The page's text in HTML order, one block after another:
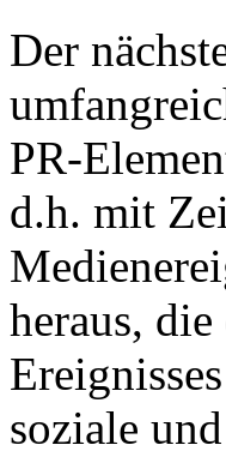
Der
PR-
d.h. mit
heraus,
soziale